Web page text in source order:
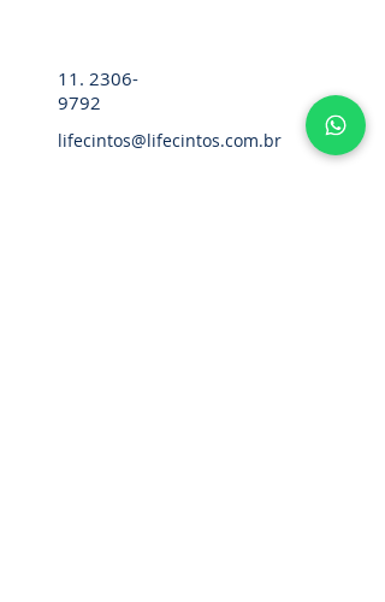
11. 2306-
9792
lifecintos@lifecintos.com.br